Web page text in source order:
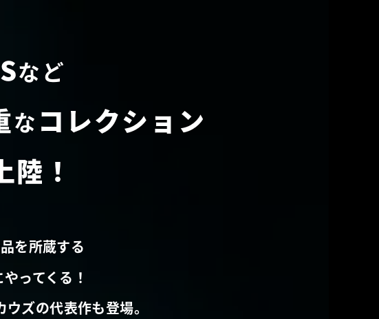
など
な コレクション
陸！
を所蔵する
ってくる！
ズの代表作も登場。